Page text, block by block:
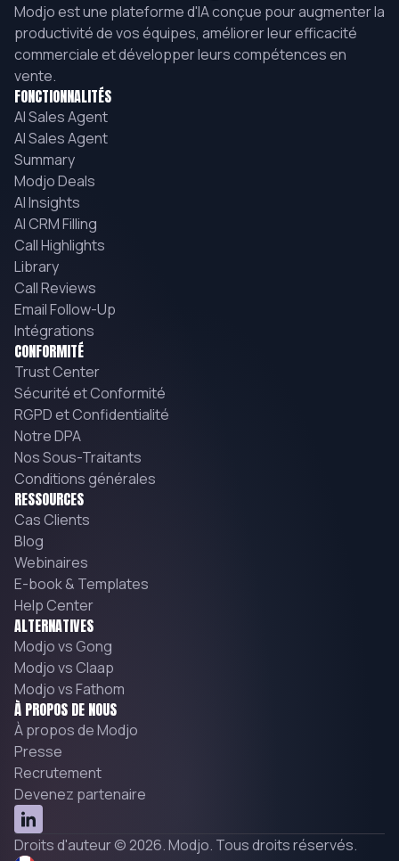
Modjo est une plateforme d'IA conçue pour augmenter la
productivité de vos équipes, améliorer leur efficacité
commerciale et développer leurs compétences en
vente.
FONCTIONNALITÉS
AI Sales Agent
AI Sales Agent
Summary
Modjo Deals
AI Insights
AI CRM Filling
Call Highlights
Library
Call Reviews
Email Follow-Up
Intégrations
CONFORMITÉ
Trust Center
Sécurité et Conformité
RGPD et Confidentialité
Notre DPA
Nos Sous-Traitants
Conditions générales
RESSOURCES
Cas Clients
Blog
Webinaires
E-book & Templates
Help Center
ALTERNATIVES
Modjo vs Gong
Modjo vs Claap
Modjo vs Fathom
À PROPOS DE NOUS
À propos de Modjo
Presse
Recrutement
Devenez partenaire
Droits d'auteur © 2026. Modjo. Tous droits réservés.